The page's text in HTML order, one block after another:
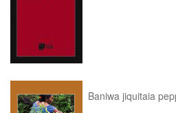
Baniwa jiquitaia